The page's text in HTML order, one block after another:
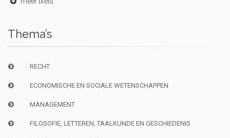
Thema’s
RECHT
ECONOMISCHE EN SOCIALE WETENSCHAPPEN
MANAGEMENT
FILOSOFIE, LETTEREN, TAALKUNDE EN GESCHIEDENIS